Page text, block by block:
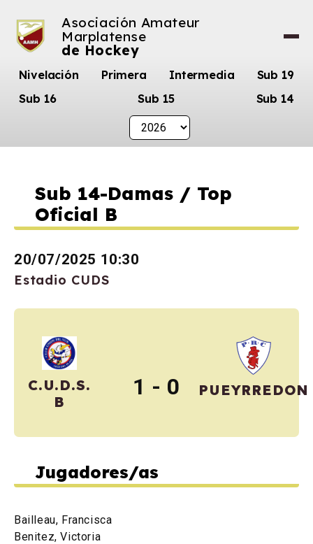
Asociación Amateur
Marplatense
de Hockey
Nivelación Primera Intermedia
Sub 19
Sub 16
Sub 15 Sub 14
Sub 14-Damas / Top
Oficial B
20/07/2025 10:30
Estadio CUDS
C.U.D.S.
B
1 - 0 PUEYRREDON
Jugadores/as
Bailleau, Francisca
Benitez, Victoria